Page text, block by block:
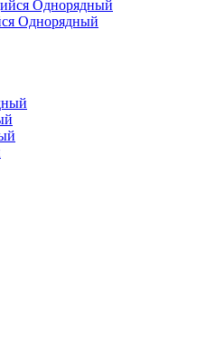
Однорядный